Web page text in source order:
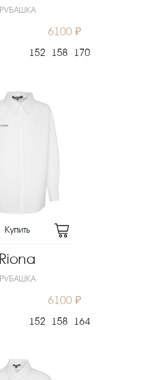
РУБАШКА
6100 ₽
152 158 170
Riona
РУБАШКА
6100 ₽
152 158 164